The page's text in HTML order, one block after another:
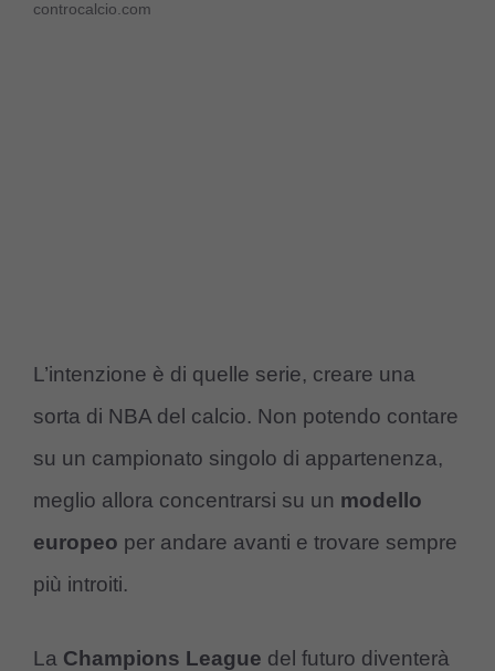
controcalcio.com
L’intenzione è di quelle serie, creare una
sorta di NBA del calcio. Non potendo contare
su un campionato singolo di appartenenza,
meglio allora concentrarsi su un modello
europeo per andare avanti e trovare sempre
più introiti.
La Champions League del futuro diventerà